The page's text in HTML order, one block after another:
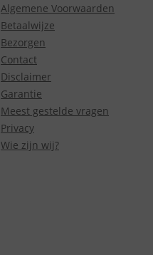
Algemene Voorwaarden
Betaalwijze
Bezorgen
Contact
Disclaimer
Garantie
Meest gestelde vragen
Privacy
Wie zijn wij?